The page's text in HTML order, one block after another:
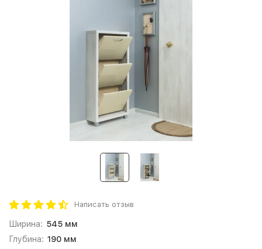
Написать отзыв
Ширина: 545 мм
Глубина: 190 мм